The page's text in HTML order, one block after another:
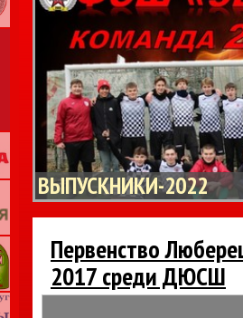
ВЫПУСКНИКИ-2022
Первенство
2017 среди ДЮСШ